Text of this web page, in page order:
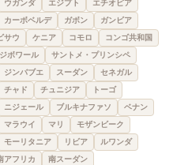
ウガンダ エジプト
エチオピア
カーボベルデ ガボン
ガンビア
サウ ケニア コモロ
コンゴ共和国
ボワール
サントメ・プリンシペ
ジンバブエ スーダン
セネガル
チャド チュニジア
トーゴ
ニジェール ブルキナファソ
ベナン
マラウイ マリ
モザンビーク
モーリタニア リビア
ルワンダ
アフリカ 南スーダン